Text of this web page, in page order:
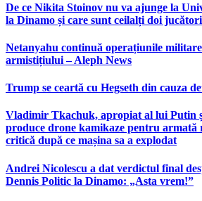
De ce Nikita Stoinov nu va ajunge la
la Dinamo și care sunt ceilalți doi
Netanyahu continuă operațiunile
armistițiului – Aleph News
Trump se ceartă cu Hegseth din cauza
Vladimir Tkachuk, apropiat al lui Putin
produce drone kamikaze pentru armată
critică după ce mașina sa a explodat
Andrei Nicolescu a dat verdictul final
Dennis Politic la Dinamo: „Asta vrem!”